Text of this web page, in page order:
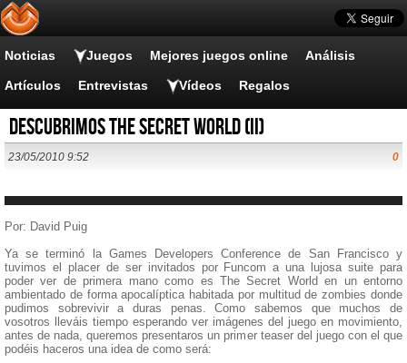
Noticias Juegos Mejores juegos online Análisis
Artículos Entrevistas Vídeos Regalos
Descubrimos The Secret World (II)
23/05/2010 9:52 0
Por: David Puig
Ya se terminó la Games Developers Conference de San Francisco y
tuvimos el placer de ser invitados por Funcom a una lujosa suite para
poder ver de primera mano como es The Secret World en un entorno
ambientado de forma apocalíptica habitada por multitud de zombies donde
pudimos sobrevivir a duras penas. Como sabemos que muchos de
vosotros lleváis tiempo esperando ver imágenes del juego en movimiento,
antes de nada, queremos presentaros un primer teaser del juego con el que
podéis haceros una idea de como será: